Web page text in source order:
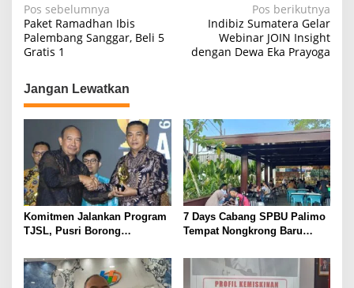
N
a
v
i
g
a
s
i
p
o
s
Pos sebelumnya
Paket Ramadhan Ibis
Palembang Sanggar, Beli 5
Gratis 1
Pos berikutnya
Indibiz Sumatera Gelar
Webinar JOIN Insight
dengan Dewa Eka Prayoga
Jangan Lewatkan
Komitmen Jalankan Program
TJSL, Pusri Borong
Predikat Gold
7 Days Cabang SPBU Palimo
Tempat Nongkrong Baru